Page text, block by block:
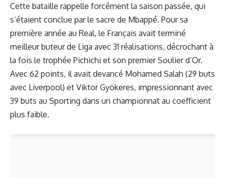
Cette bataille rappelle forcément la saison passée, qui
s’étaient conclue par le sacre de Mbappé. Pour sa
première année au Real, le Français avait terminé
meilleur buteur de Liga avec 31 réalisations, décrochant à
la fois le trophée Pichichi et son premier Soulier d’Or.
Avec 62 points, il avait devancé Mohamed Salah (29 buts
avec Liverpool) et Viktor Gyökeres, impressionnant avec
39 buts au Sporting dans un championnat au coefficient
plus faible.